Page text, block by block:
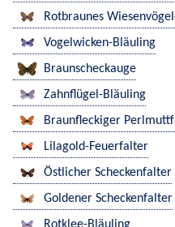
Rotbraunes
Vogelwicken-Bläuling
Braunscheckauge
Zahnflügel-Bläuling
Braunfleckiger
Lilagold-Feuerfalter
Östlicher Scheckenfalter
Goldener Scheckenfalter